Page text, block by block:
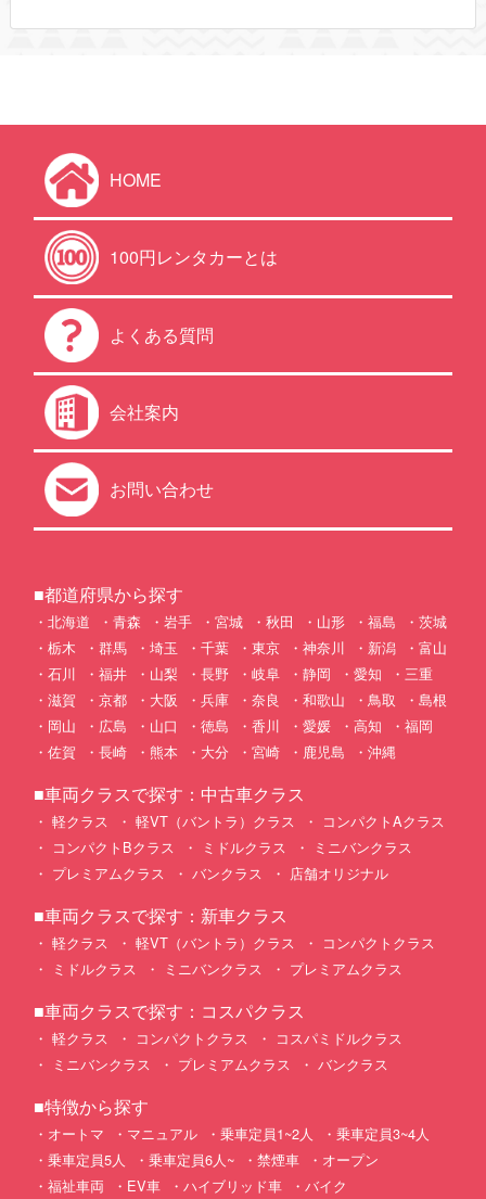
HOME
100円レンタカーとは
よくある質問
会社案内
お問い合わせ
■都道府県から探す
北海道 青森 岩手 宮城 秋田 山形 福島
茨城
栃木
群馬 埼玉 千葉 東京 神奈川 新潟
富山
石川
福井 山梨 長野 岐阜 静岡 愛知
三重
滋賀
京都 大阪 兵庫 奈良 和歌山 鳥取
島根
岡山
広島 山口 徳島 香川 愛媛 高知
福岡
佐賀
長崎 熊本 大分 宮崎 鹿児島 沖縄
■車両クラスで探す：中古車クラス
軽クラス 軽VT（バントラ）クラス
コンパクトAクラス
コンパクトBクラス
ミドルクラス
ミニバンクラス
プレミアムクラス
バンクラス 店舗オリジナル
■車両クラスで探す：新車クラス
軽クラス 軽VT（バントラ）クラス
コンパクトクラス
ミドルクラス
ミニバンクラス プレミアムクラス
■車両クラスで探す：コスパクラス
軽クラス コンパクトクラス
コスパミドルクラス
ミニバンクラス
プレミアムクラス バンクラス
■特徴から探す
オートマ マニュアル 乗車定員1~2人
乗車定員3~4人
乗車定員5人
乗車定員6人~ 禁煙車
オープン
福祉車両
EV車 ハイブリッド車 バイク